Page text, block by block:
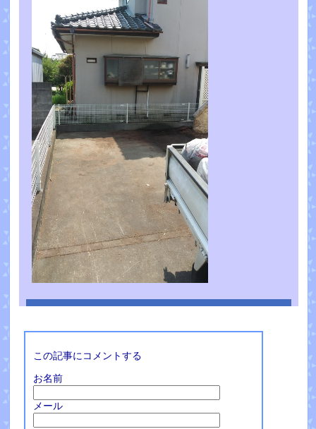
この記事にコメントする
お名前
メール